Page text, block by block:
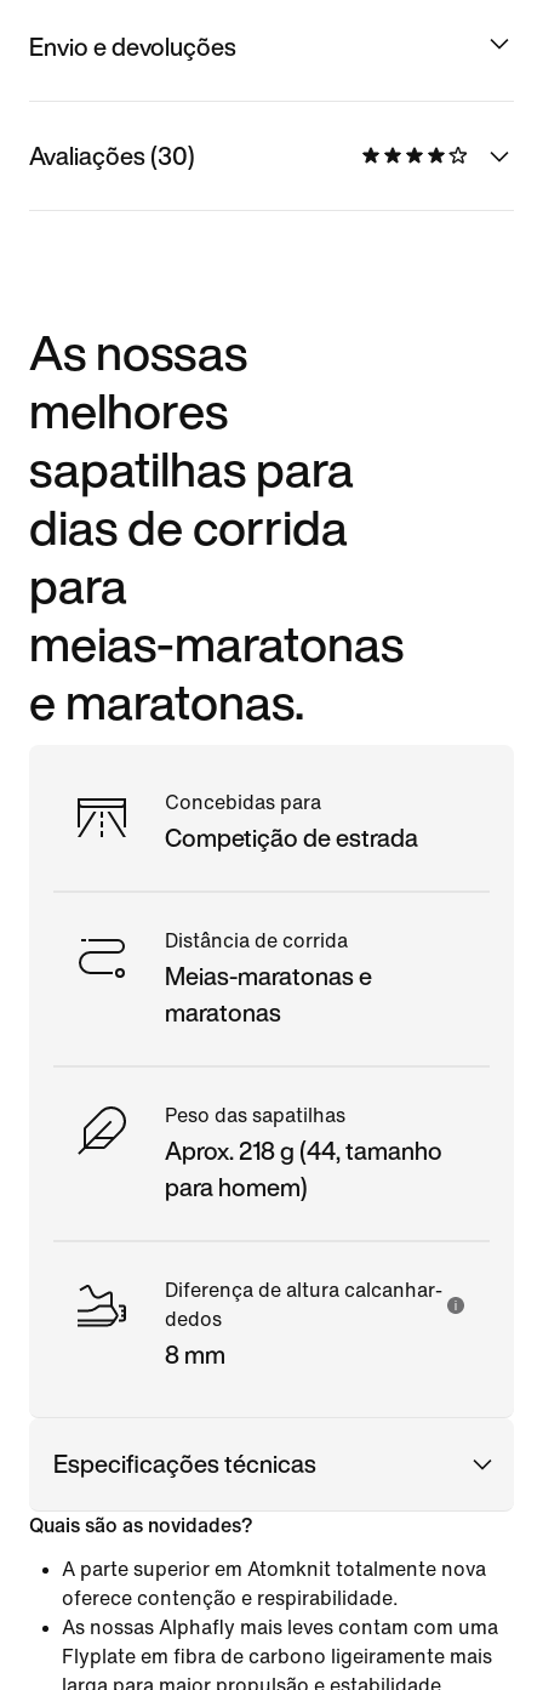
Envio e devoluções
Avaliações (30)
As nossas
melhores
sapatilhas para
dias de corrida
para
meias‑maratonas
e maratonas.
Concebidas para
Competição de estrada
Distância de corrida
Meias-maratonas e
maratonas
Peso das sapatilhas
Aprox. 218 g (44, tamanho
para homem)
Diferença de altura calcanhar-
dedos
8 mm
Especificações técnicas
Quais são as novidades?
A parte superior em Atomknit totalmente nova
oferece contenção e respirabilidade.
As nossas Alphafly mais leves contam com uma
Flyplate em fibra de carbono ligeiramente mais
larga para maior propulsão e estabilidade.